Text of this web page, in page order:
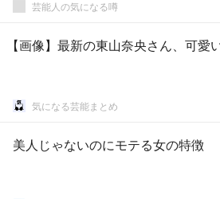
芸能人の気になる噂
【画像】最新の東山奈央さん、可愛
気になる芸能まとめ
美人じゃないのにモテる女の特徴